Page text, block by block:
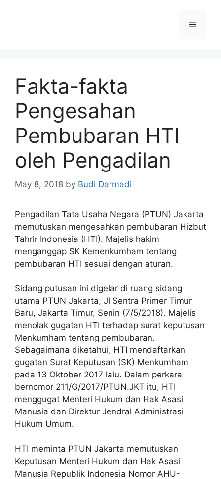
Fakta-fakta
Pengesahan
Pembubaran HTI
oleh Pengadilan
May 8, 2018 by Budi Darmadi
Pengadilan Tata Usaha Negara (PTUN) Jakarta
memutuskan mengesahkan pembubaran Hizbut
Tahrir Indonesia (HTI). Majelis hakim
menganggap SK Kemenkumham tentang
pembubaran HTI sesuai dengan aturan.
Sidang putusan ini digelar di ruang sidang
utama PTUN Jakarta, Jl Sentra Primer Timur
Baru, Jakarta Timur, Senin (7/5/2018). Majelis
menolak gugatan HTI terhadap surat keputusan
Menkumham tentang pembubaran.
Sebagaimana diketahui, HTI mendaftarkan
gugatan Surat Keputusan (SK) Menkumham
pada 13 Oktober 2017 lalu. Dalam perkara
bernomor 211/G/2017/PTUN.JKT itu, HTI
menggugat Menteri Hukum dan Hak Asasi
Manusia dan Direktur Jendral Administrasi
Hukum Umum.
HTI meminta PTUN Jakarta memutuskan
Keputusan Menteri Hukum dan Hak Asasi
Manusia Republik Indonesia Nomor AHU-